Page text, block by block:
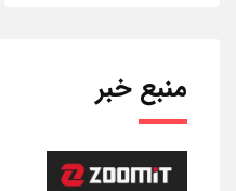
منبع خبر